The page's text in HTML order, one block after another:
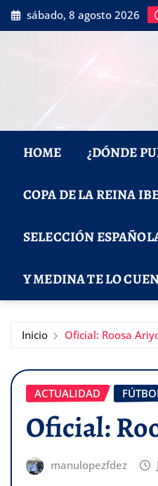
Saltar
al
sábado, 8 agosto 2026
HOME ¿DÓNDE
COPA DE LA REINA
SELECCIÓN
Y MEDINA TE LO
Inicio Oficial: Roosa
ACTUALIDAD
Oficial:
manulopezfdez